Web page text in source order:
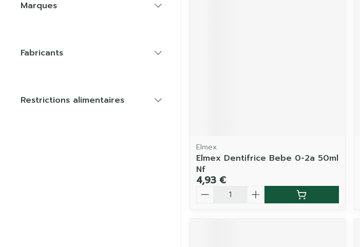
Marques
Fabricants
Restrictions alimentaires
Elmex
Elmex Dentifrice Bebe 0-2a 50ml
Nf
4,93 €
Quantité